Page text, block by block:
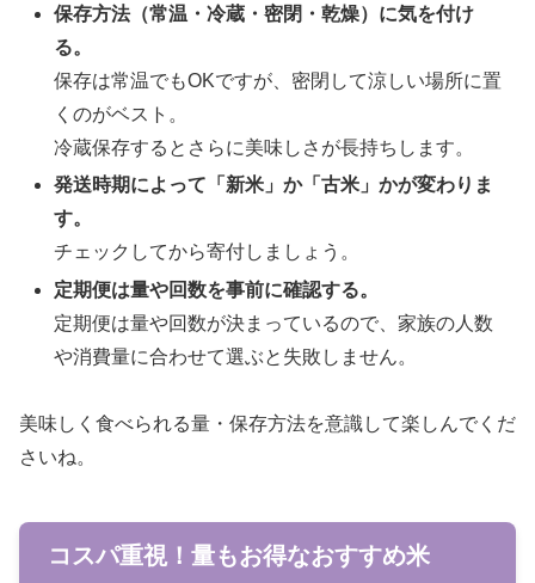
保存方法（常温・冷蔵・密閉・乾燥）に気を付け
る。
保存は常温でもOKですが、密閉して涼しい場所に置
くのがベスト。
冷蔵保存するとさらに美味しさが長持ちします。
発送時期によって「新米」か「古米」かが変わりま
す。
チェックしてから寄付しましょう。
定期便は量や回数を事前に確認する。
定期便は量や回数が決まっているので、家族の人数
や消費量に合わせて選ぶと失敗しません。
美味しく食べられる量・保存方法を意識して楽しんでくだ
さいね。
コスパ重視！量もお得なおすすめ米